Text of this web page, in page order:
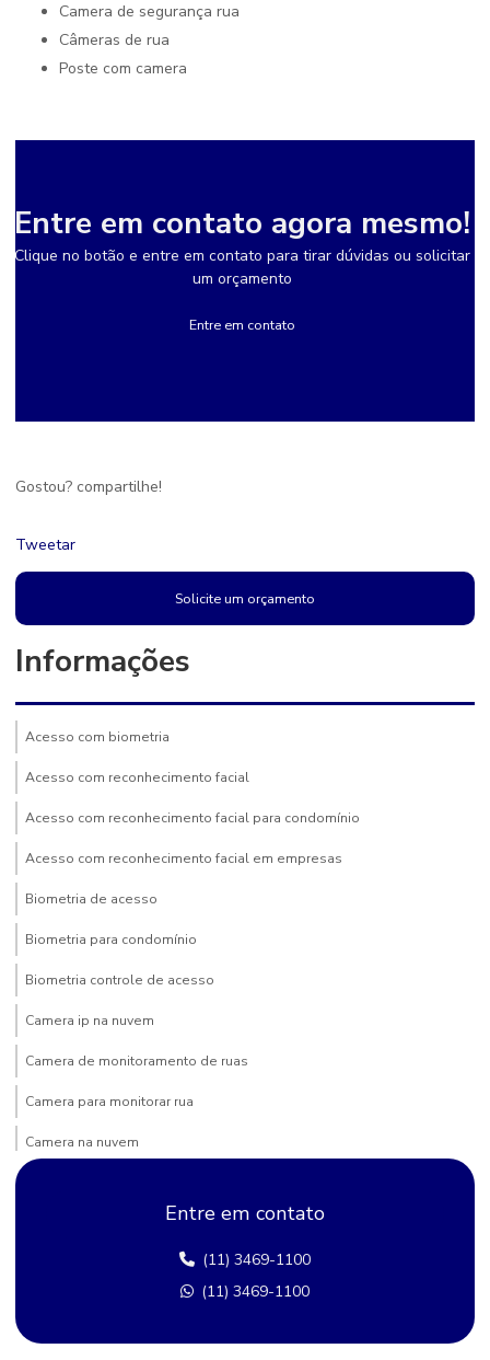
camera de segurança rua
câmeras de rua
poste com camera
Entre em contato agora mesmo!
Clique no botão e entre em contato para tirar dúvidas ou solicitar
um orçamento
Entre em contato
Gostou? compartilhe!
Tweetar
Solicite um orçamento
Informações
Acesso com biometria
Acesso com reconhecimento facial
Acesso com reconhecimento facial para condomínio
Acesso com reconhecimento facial em empresas
Biometria de acesso
Biometria para condomínio
Biometria controle de acesso
Camera ip na nuvem
Camera de monitoramento de ruas
Camera para monitorar rua
Camera na nuvem
Câmera de rua comprar
Câmera segurança bairro
Camera de segurança rua
Cameras bairro
Entre em contato
(11) 3469-1100
(11) 3469-1100